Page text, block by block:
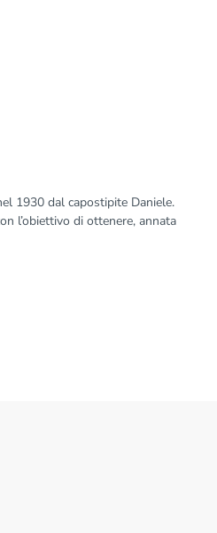
1930 dal capostipite Daniele.
l’obiettivo di ottenere, annata